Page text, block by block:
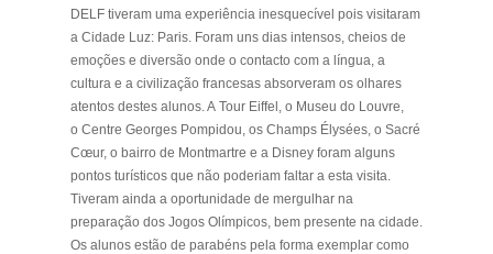
DELF tiveram uma experiência inesquecível pois visitaram
a Cidade Luz: Paris. Foram uns dias intensos, cheios de
emoções e diversão onde o contacto com a língua, a
cultura e a civilização francesas absorveram os olhares
atentos destes alunos. A Tour Eiffel , o Museu do Louvre
o Centre Georges Pompidou , os Champs Élysées, o Sacré
Cœur, o bairro de Montmartre e a Disneyforam alguns
pontos turísticos que não poderiam faltar a esta visita.
Tiveram ainda a oportunidade de mergulhar na
preparação dos Jogos Olímpicos, bem presente na cidade.
Os alunos estão de parabéns pela forma exemplar como